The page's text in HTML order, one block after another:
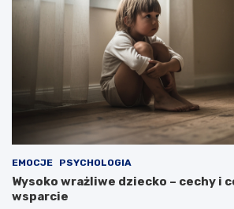
EMOCJE PSYCHOLOGIA
Wysoko wrażliwe dziecko – cechy i
wsparcie